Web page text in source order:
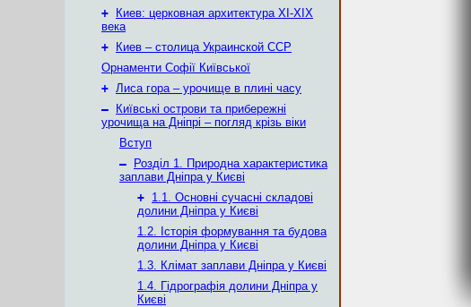
+
Киев: церковная архитектура XI-XIX
века
+
Киев – столица Украинской ССР
Орнаменти Софії Київської
+ Лиса гора – урочище в плині часу
–
Київські острови та прибережні
урочища на Дніпрі – погляд крізь віки
Вступ
–
Розділ 1. Природна характеристика
заплави Дніпра у Києві
+ 1.1. Основні сучасні складові
долини Дніпра у Києві
1.2. Історія формування та будова
долини Дніпра у Києві
1.3. Клімат заплави Дніпра у Києві
1.4. Гідрографія долини Дніпра у
Києві